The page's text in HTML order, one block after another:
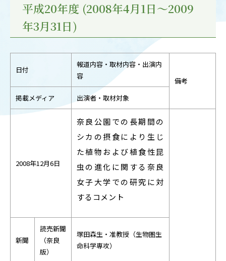
INTERVIEW
学生研究紹介・
インタビュー
ABOUT
ACADEMICS
教育（学部・大学院等）
ADMISSION
RESEARCH
研究
平成20年度 (2008年4月1日～2009
年3月31日)
日付
報道内容・取材内容・出演内
容
備考
掲載メディア
出演者・取材対象
2008年12月6日
奈良公園での長期間の
シカの摂食により生じ
た植物および植食性昆
虫の進化に関する奈良
女子大学での研究に対
するコメント
新聞
読売新聞
（奈良
版）
塚田森生・准教授（生物圏生
命科学専攻）